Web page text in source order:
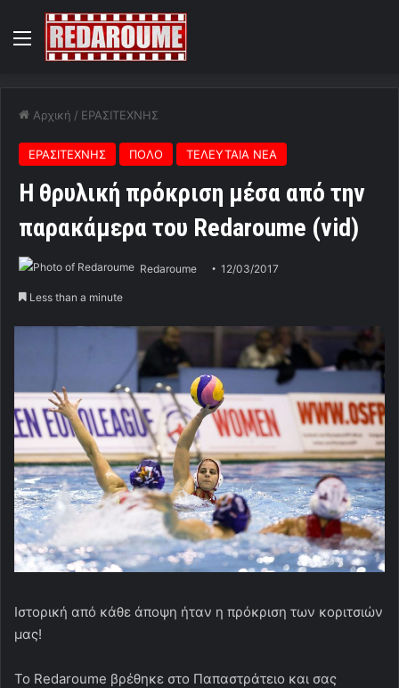
Menu
Αρχική / ΕΡΑΣΙΤΕΧΝΗΣ
ΕΡΑΣΙΤΕΧΝΗΣ ΠΟΛΟ ΤΕΛΕΥΤΑΙΑ ΝΕΑ
Η θρυλική πρόκριση μέσα από την
παρακάμερα του Redaroume (vid)
Redaroume 12/03/2017
Less than a minute
Iστορική από κάθε άποψη ήταν η πρόκριση των κοριτσιών
μας!
Το Redaroume βρέθηκε στο Παπαστράτειο και σας